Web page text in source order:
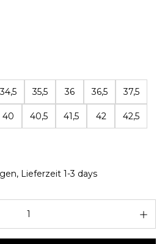
34,5 35,5 36 36,5 37,5
40 40,5 41,5 42 42,5
Lieferzeit 1-3 days